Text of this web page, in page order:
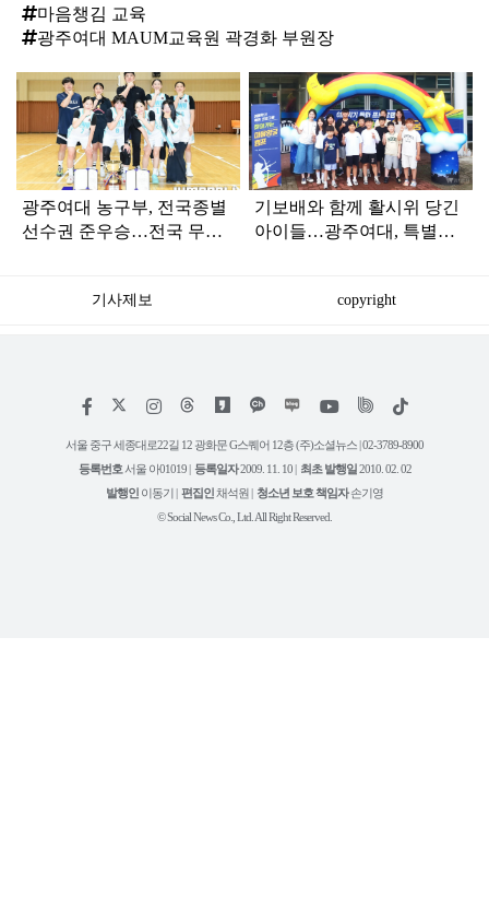
마음챙김 교육
광주여대 MAUM교육원 곽경화 부원장
탑
라
광주여대 농구부, 전국종별
선수권 준우승…전국 무대
기보배와 함께 활시위 당긴
아이들…광주여대, 특별한
기사제보 copyright
페
스
인
타
램
위
트
유
튜
틱
서울 중구 세종대로22길 12 광화문 G스퀘어 12층 (주)소셜뉴스 | 02-3789-8900
등록번호 서울 아01019 | 등록일자2009. 11. 10 | 최초 발행일 2010. 02. 02
발행인 이동기 | 편집인 채석원 | 청소년 보호 책임자손기영
© Social News Co., Ltd. All Right Reserved.